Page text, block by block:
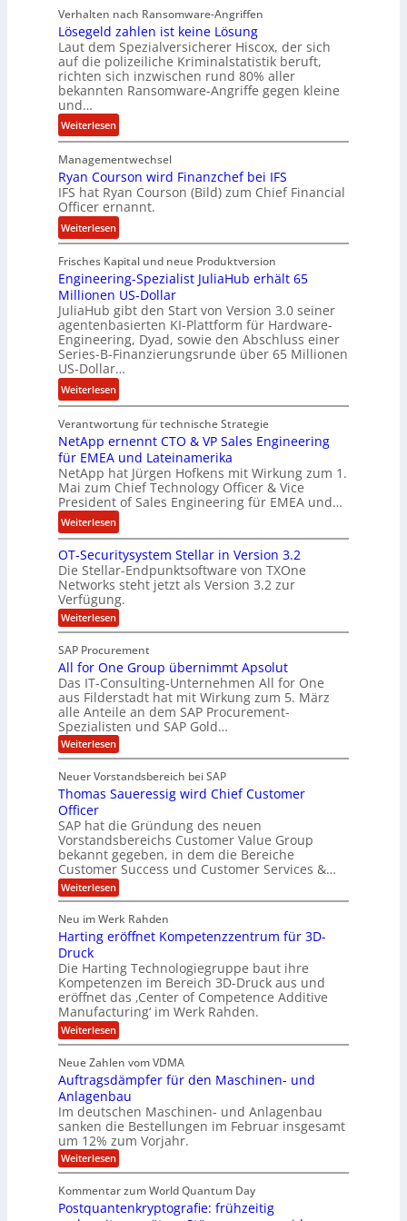
i
t
e
n
z
s
a
m
e
n
Verhalten nach Ransomware-Angriffen
Lösegeld zahlen ist keine Lösung
Laut dem Spezialversicherer Hiscox, der sich
auf die polizeiliche Kriminalstatistik beruft,
richten sich inzwischen rund 80% aller
bekannten Ransomware-Angriffe gegen kleine
und…
Weiterlesen:
L
ö
s
e
g
e
l
d
z
a
h
l
e
i
s
e
i
n
e
L
ö
s
u
n
g
Managementwechsel
Ryan Courson wird Finanzchef bei IFS
IFS hat Ryan Courson (Bild) zum Chief Financial
Officer ernannt.
Weiterlesen:
R
y
a
n
C
o
u
s
o
i
r
d
F
i
n
a
n
z
c
h
f
b
e
i
I
F
S
Frisches Kapital und neue Produktversion
Engineering-Spezialist JuliaHub erhält 65
Millionen US-Dollar
JuliaHub gibt den Start von Version 3.0 seiner
agentenbasierten KI-Plattform für Hardware-
Engineering, Dyad, sowie den Abschluss einer
Series-B-Finanzierungsrunde über 65 Millionen
US-Dollar…
Weiterlesen:
E
n
g
n
e
e
r
i
n
g
-
S
p
e
z
i
a
l
i
s
u
l
i
a
H
u
b
e
r
ä
l
t
6
5
M
i
l
l
i
o
n
U
Verantwortung für technische Strategie
NetApp ernennt CTO & VP Sales Engineering
für EMEA und Lateinamerika
NetApp hat Jürgen Hofkens mit Wirkung zum 1.
Mai zum Chief Technology Officer & Vice
President of Sales Engineering für EMEA und…
Weiterlesen:
N
e
t
A
p
p
n
e
n
n
t
C
T
O
V
P
S
a
l
e
s
n
g
i
n
e
r
i
n
g
f
ü
r
E
M
OT-Securitysystem Stellar in Version 3.2
Die Stellar-Endpunktsoftware von TXOne
Networks steht jetzt als Version 3.2 zur
Verfügung.
Weiterlesen:
O
-
S
e
c
u
r
i
t
y
y
s
e
m
S
t
e
l
l
r
i
e
r
s
i
o
n
3
.
2
SAP Procurement
All for One Group übernimmt Apsolut
Das IT-Consulting-Unternehmen All for One
aus Filderstadt hat mit Wirkung zum 5. März
alle Anteile an dem SAP Procurement-
Spezialisten und SAP Gold…
Weiterlesen:
A
l
f
r
O
n
e
G
r
o
p
ü
r
n
i
m
m
t
A
p
s
o
l
u
t
Neuer Vorstandsbereich bei SAP
Thomas Saueressig wird Chief Customer
Officer
SAP hat die Gründung des neuen
Vorstandsbereichs Customer Value Group
bekannt gegeben, in dem die Bereiche
Customer Success und Customer Services &…
Weiterlesen:
T
o
m
S
a
u
e
r
e
s
i
g
w
i
r
d
C
h
i
e
f
C
Neu im Werk Rahden
Harting eröffnet Kompetenzzentrum für 3D-
Druck
Die Harting Technologiegruppe baut ihre
Kompetenzen im Bereich 3D-Druck aus und
eröffnet das ‚Center of Competence Additive
Manufacturing‘ im Werk Rahden.
Weiterlesen:
H
r
t
i
n
g
e
r
ö
f
n
e
Neue Zahlen vom VDMA
Auftragsdämpfer für den Maschinen- und
Anlagenbau
Im deutschen Maschinen- und Anlagenbau
sanken die Bestellungen im Februar insgesamt
um 12% zum Vorjahr.
Weiterlesen:
A
f
t
Kommentar zum World Quantum Day
Postquantenkryptografie: frühzeitig